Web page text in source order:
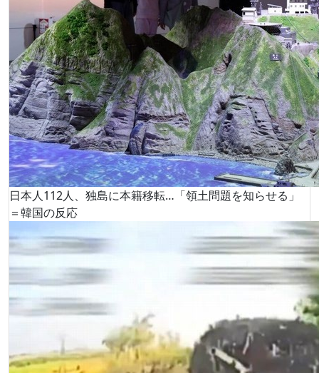
日本人112人、独島に本籍移転…「領土問題を知らせる」
＝韓国の反応